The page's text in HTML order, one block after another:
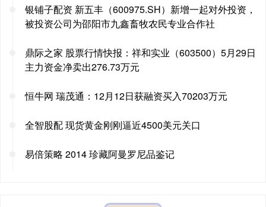
银铺子配资 新五丰（600975.SH）新增一起对外投资，
被投资公司为邵阳市九鑫畜牧农民专业合作社
鼎际之家 股票行情快报：祥和实业（603500）5月29日
主力资金净卖出276.73万元
恒牛网 瑞茂通：12月12日获融资买入70203万元
全智股配 现货黄金刚刚逼近4500美元关口
易倍策略 2014 珍藏阿曼罗尼品鉴记